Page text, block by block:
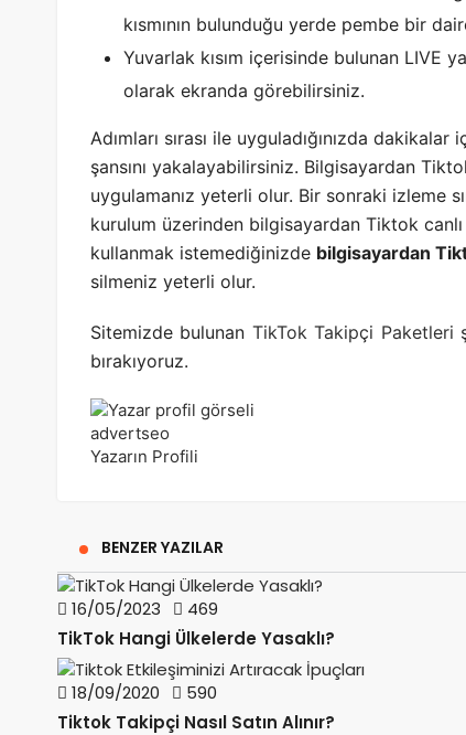
kısmının bulunduğu yerde pembe bir
Yuvarlak kısım içerisinde bulunan LIVE
olarak ekranda görebilirsiniz.
Adımları sırası ile uyguladığınızda
şansını yakalayabilirsiniz. Bilgisayardan
uygulamanız yeterli olur. Bir sonraki izleme
kurulum üzerinden bilgisayardan Tiktok
kullanmak istemediğinizde bilgisayardan
silmeniz yeterli olur.
Sitemizde bulunan TikTok Takipçi Paketleri
bırakıyoruz.
advertseo
Yazarın Profili
BENZER YAZILAR
16/05/2023
469
TikTok Hangi Ülkelerde Yasaklı?
18/09/2020
590
Tiktok Takipçi Nasıl Satın Alınır?